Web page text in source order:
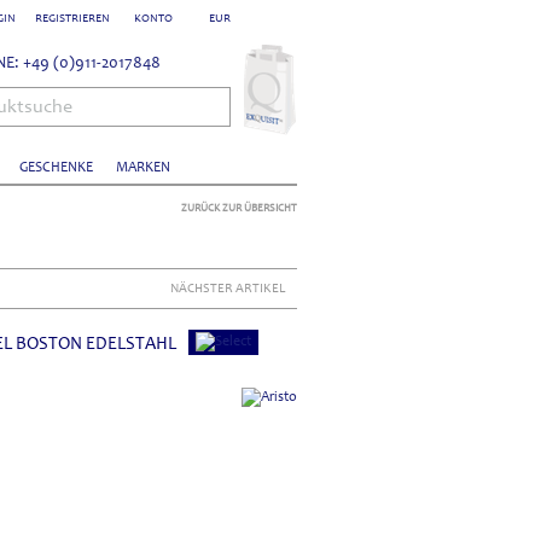
EUR
KONTO
REGISTRIEREN
GESCHENKE MARKEN
+49 (0)911-2017848
ZURÜCK ZUR ÜBERSICHT
NÄCHSTER ARTIKEL
BOSTON EDELSTAHL